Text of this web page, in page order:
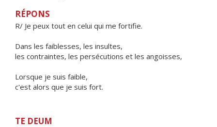
RÉPONS
R/ Je peux tout en celui qui me fortifie.
Dans les faiblesses, les insultes,
les contraintes, les persécutions et les angoisses,
Lorsque je suis faible,
c'est alors que je suis fort.
TE DEUM